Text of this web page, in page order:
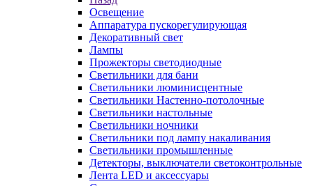
Освещение
Аппаратура пускорегулирующая
Декоративный свет
Лампы
Прожекторы светодиодные
Светильники для бани
Светильники люминисцентные
Светильники Настенно-потолочные
Светильники настольные
Светильники ночники
Светильники под лампу накаливания
Светильники промышленные
Детекторы, выключатели светоконтрольные
Лента LED и аксессуары